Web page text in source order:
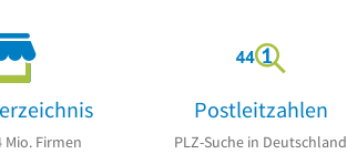
Firmen
Postleitzahlen
PLZ-Suche in Deutschland